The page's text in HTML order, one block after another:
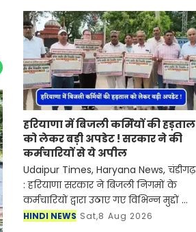
हरियाणा में बिजली कर्मियों की हड़ताल
को लेकर बड़ी अपडेट ! सरकार ने की
कर्मचारियों से ये अपील
Udaipur Times, Haryana News, चंडीगढ़
: हरियाणा सरकार ने बिजली निगमों के
कर्मचारियों द्वारा उठाए गए विभिन्न मुद्दों का
बातचीत के माध्यम से समाधान करने की
HINDI NEWS Sat,8 Aug 2026